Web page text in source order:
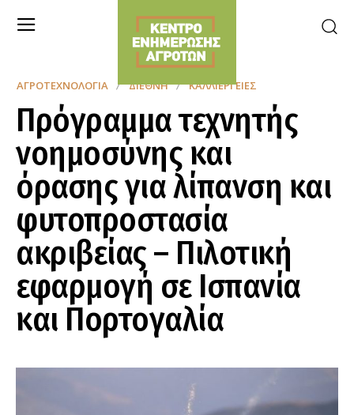
ΑΓΡΟΤΕΧΝΟΛΟΓΊΑ ΔΙΕΘΝΉ ΚΑΛΛΙΈΡΓΕΙΕΣ
Πρόγραμμα τεχνητής
νοημοσύνης και
όρασης για λίπανση και
φυτοπροστασία
ακριβείας – Πιλοτική
εφαρμογή σε Ισπανία
και Πορτογαλία